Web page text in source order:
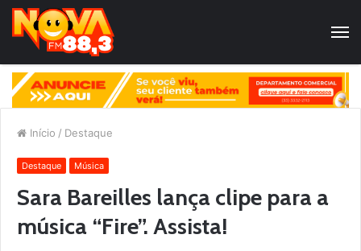
Início / Destaque
Destaque Música
Sara Bareilles lança clipe para a
música “Fire”. Assista!